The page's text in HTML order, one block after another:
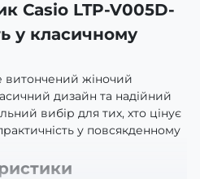
Casio LTP-V005D-
у класичному
жіночий
дизайн та надійний
вибір для тих, хто цінує
у повсякденному